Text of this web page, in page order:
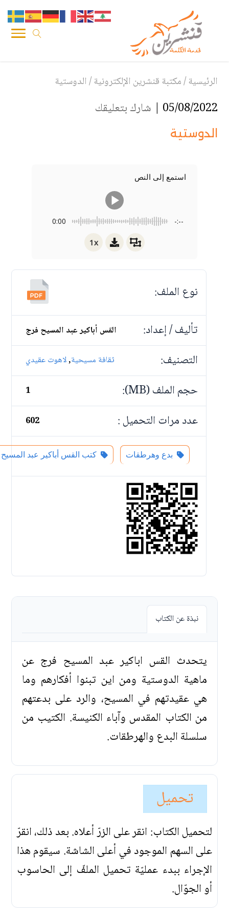
الرئيسية/مكتبة قنشرين الإلكترونية/الدوستية
05/08/2022 | شارك بتعليقك
الدوستية
استمع إلى النص
0:00 -:--
1x
نوع الملف:
تأليف / إعداد:
القس أباكير عبد المسيح فرج
التصنيف: ثقافة مسيحية,لاهوت عقيدي
حجم الملف (MB): 1
عدد مرات التحميل : 602
بدع وهرطقات كتب القس أباكير عبد
نبذة عن الكتاب
يتحدث القس اباكير عبد المسيح فرج عن
ماهية الدوستية ومن اين تبنوا أفكارهم وما
هي عقيدتهم في المسيح، والرد على بدعتهم
من الكتاب المقدس وآباء الكنيسة. الكتيب من
سلسلة البدع والهرطقات.
تحميل
لتحميل الكتاب: انقر على الزرّ أعلاه. بعد ذلك، انقرّ
على السهم الموجود في أعلى الشاشة. سيقوم هذا
الإجراء ببدء عمليّة تحميل الملفّ إلى الحاسوب
أو الجوّال.